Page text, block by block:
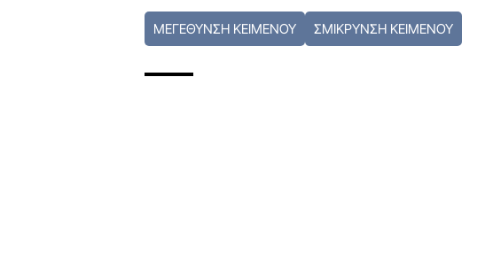
ΜΕΓΕΘΥΝΣΗ ΚΕΙΜΕΝΟΥ ΣΜΙΚΡΥΝΣΗ ΚΕΙΜΕΝΟΥ